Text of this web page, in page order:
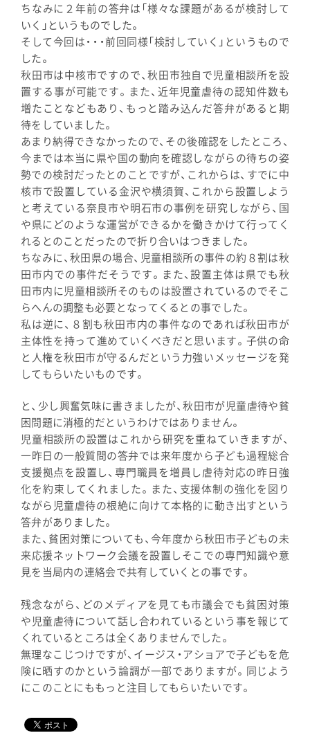
ちなみに２年前の答弁は「様々な課題があるが検討して
いく」というものでした。
そして今回は・・・前回同様「検討していく」というもので
した。
秋田市は中核市ですので、秋田市独自で児童相談所を設
置する事が可能です。また、近年児童虐待の認知件数も
増たことなどもあり、もっと踏み込んだ答弁があると期
待をしていました。
あまり納得できなかったので、その後確認をしたところ、
今までは本当に県や国の動向を確認しながらの待ちの姿
勢での検討だったとのことですが、これからは、すでに中
核市で設置している金沢や横須賀、これから設置しよう
と考えている奈良市や明石市の事例を研究しながら、国
や県にどのような運営ができるかを働きかけて行ってく
れるとのことだったので折り合いはつきました。
ちなみに、秋田県の場合、児童相談所の事件の約８割は秋
田市内での事件だそうです。また、設置主体は県でも秋
田市内に児童相談所そのものは設置されているのでそこ
らへんの調整も必要となってくるとの事でした。
私は逆に、８割も秋田市内の事件なのであれば秋田市が
主体性を持って進めていくべきだと思います。子供の命
と人権を秋田市が守るんだという力強いメッセージを発
してもらいたいものです。
と、少し興奮気味に書きましたが、秋田市が児童虐待や貧
困問題に消極的だというわけではありません。
児童相談所の設置はこれから研究を重ねていきますが、
一昨日の一般質問の答弁では来年度から子ども過程総合
支援拠点を設置し、専門職員を増員し虐待対応の昨日強
化を約束してくれました。また、支援体制の強化を図り
ながら児童虐待の根絶に向けて本格的に動き出すという
答弁がありました。
また、貧困対策についても、今年度から秋田市子どもの未
来応援ネットワーク会議を設置しそこでの専門知識や意
見を当局内の連絡会で共有していくとの事です。
残念ながら、どのメディアを見ても市議会でも貧困対策
や児童虐待について話し合われているという事を報じて
くれているところは全くありませんでした。
無理なこじつけですが、イージス・アショアで子どもを危
険に晒すのかという論調が一部でありますが。同じよう
にこのことにももっと注目してもらいたいです。